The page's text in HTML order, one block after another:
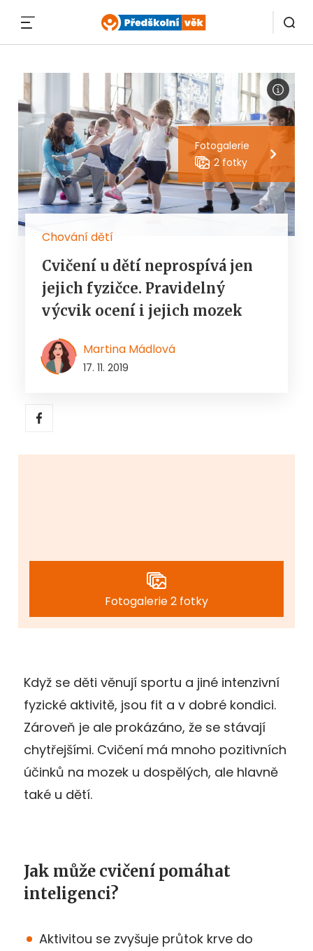
Fotogalerie
2 fotky
Chování dětí
Cvičení u dětí neprospívá jen
jejich fyzičce. Pravidelný
výcvik ocení i jejich mozek
Martina Mádlová
17. 11. 2019
Fotogalerie 2 fotky
Když se děti věnují sportu a jiné intenzivní
fyzické aktivitě, jsou fit a v dobré kondici.
Zároveň je ale prokázáno, že se stávají
chytřejšími. Cvičení má mnoho pozitivních
účinků na mozek u dospělých, ale hlavně
také u dětí.
Jak může cvičení pomáhat
inteligenci?
Aktivitou se zvyšuje průtok krve do